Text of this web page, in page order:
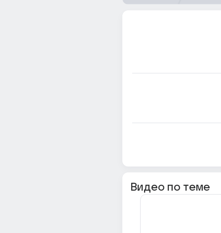
Видео по теме